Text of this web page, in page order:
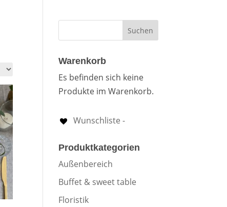
Warenkorb
Es befinden sich keine
Produkte im Warenkorb.
Wunschliste -
Produktkategorien
Außenbereich
Buffet & sweet table
Floristik